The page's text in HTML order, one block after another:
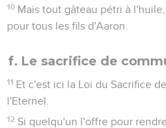
10 Mais tout gâteau pétri à
pour tous les fils d'Aaron.
f. Le sacrifice de
11 Et c'est ici la Loi du Sacrifice
l'Eternel.
12 Si quelqu'un l'offre pour